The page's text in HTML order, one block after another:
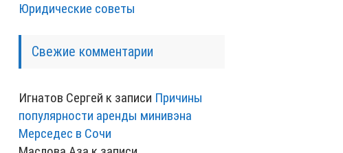
Юридические советы
Свежие комментарии
Игнатов Сергей к записи Причины
популярности аренды минивэна
Мерседес в Сочи